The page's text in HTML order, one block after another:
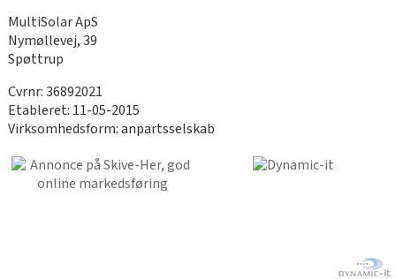
MultiSolar ApS
Nymøllevej, 39
Spøttrup
Cvrnr: 36892021
Etableret: 11-05-2015
Virksomhedsform: anpartsselskab